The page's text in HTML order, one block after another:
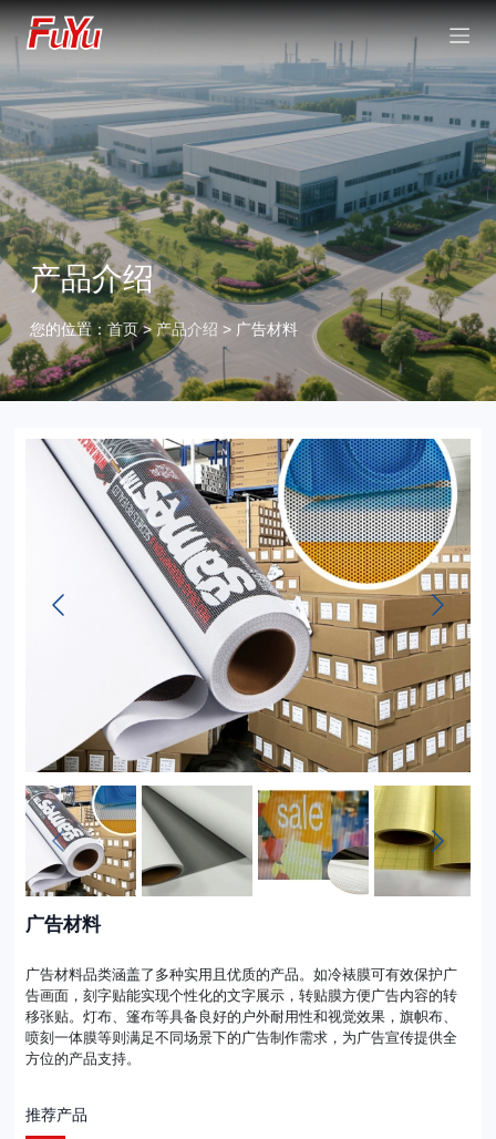
产品介绍
您的位置：首页> 产品介绍 > 广告材料
广告材料
广告材料品类涵盖了多种实用且优质的产品。如冷裱膜可有效保护广
告画面，刻字贴能实现个性化的文字展示，转贴膜方便广告内容的转
移张贴。灯布、篷布等具备良好的户外耐用性和视觉效果，旗帜布、
喷刻一体膜等则满足不同场景下的广告制作需求，为广告宣传提供全
方位的产品支持。
推荐产品